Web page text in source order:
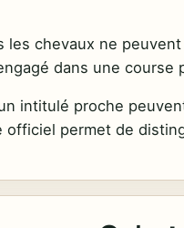
les chevaux ne
dans une course
intitulé proche
officiel permet de